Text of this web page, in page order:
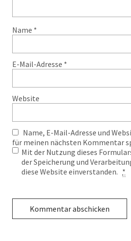
Name *
E-Mail-Adresse *
Website
Name, E-Mail-Adresse und
für meinen nächsten Kommentar
Mit der Nutzung dieses
der Speicherung und
diese Website einverstanden. *